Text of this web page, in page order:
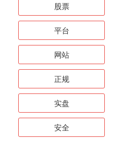
股票
平台
网站
正规
实盘
安全